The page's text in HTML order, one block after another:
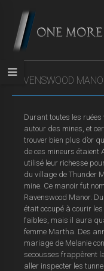
RAVENSWOOD
Durant toutes les ruées
autour des mines, et
trouver bien plus d’or
de ces mineurs étaient
utilisé leur richesse
du village de Thunder
mine. Ce manoir fut
Ravenswood Manor.
était occupé à courir
faibles, mais il aura
femme Martha. Des
mariage de Melanie
secousses frappèrent
aller inspecter les